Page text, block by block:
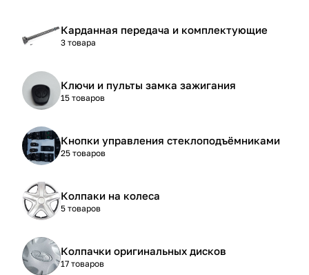
Карданная передача и комплектующие
3 товара
Ключи и пульты замка зажигания
15 товаров
Кнопки управления стеклоподъёмниками
25 товаров
Колпаки на колеса
5 товаров
Колпачки оригинальных дисков
17 товаров